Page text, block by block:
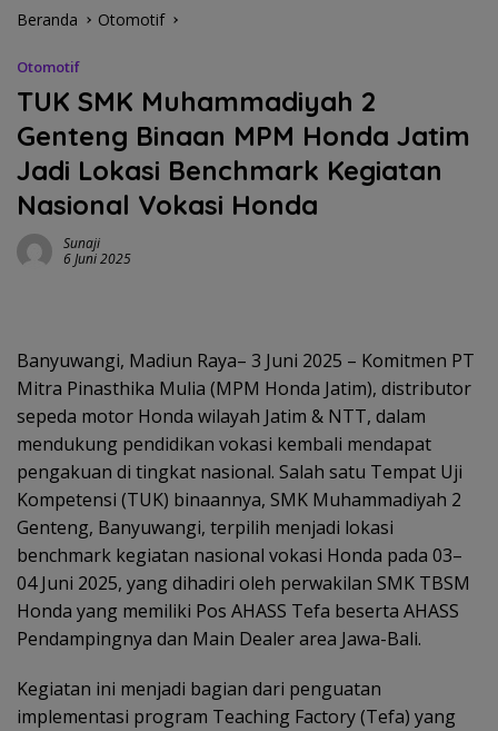
Beranda Otomotif
Otomotif
TUK SMK Muhammadiyah 2
Genteng Binaan MPM Honda Jatim
Jadi Lokasi Benchmark Kegiatan
Nasional Vokasi Honda
Sunaji
6 Juni 2025
Banyuwangi, Madiun Raya– 3 Juni 2025 – Komitmen PT
Mitra Pinasthika Mulia (MPM Honda Jatim), distributor
sepeda motor Honda wilayah Jatim & NTT, dalam
mendukung pendidikan vokasi kembali mendapat
pengakuan di tingkat nasional. Salah satu Tempat Uji
Kompetensi (TUK) binaannya, SMK Muhammadiyah 2
Genteng, Banyuwangi, terpilih menjadi lokasi
benchmark kegiatan nasional vokasi Honda pada 03–
04 Juni 2025, yang dihadiri oleh perwakilan SMK TBSM
Honda yang memiliki Pos AHASS Tefa beserta AHASS
Pendampingnya dan Main Dealer area Jawa-Bali.
Kegiatan ini menjadi bagian dari penguatan
implementasi program Teaching Factory (Tefa) yang